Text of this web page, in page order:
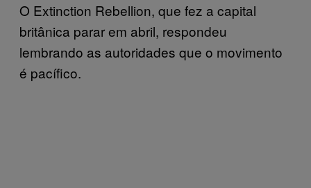
O Extinction Rebellion, que fez a capital
britânica parar em abril, respondeu
lembrando as autoridades que o movimento
é pacífico.